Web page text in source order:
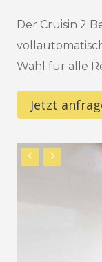
Der Cruisin 2
Wahl für alle
Jetzt